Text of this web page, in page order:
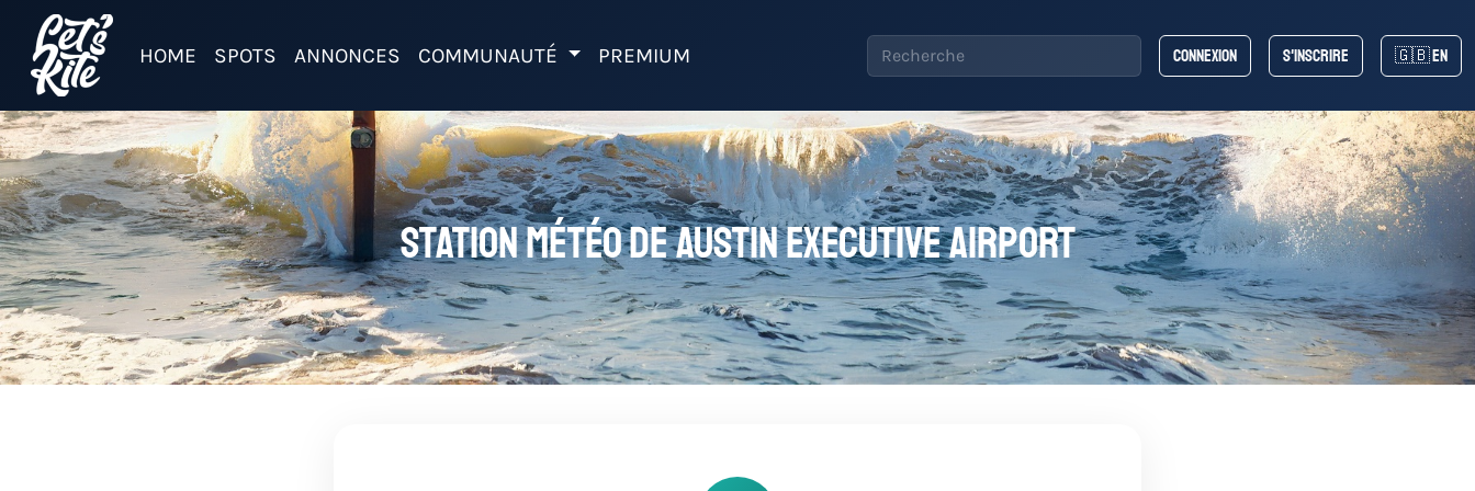
HOME SPOTS ANNONCES COMMUNAUTÉ PREMIUM Connexion S'inscrire 🇬🇧 EN
Station météo de Austin Executive Airport